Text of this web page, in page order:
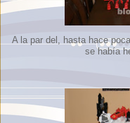
A la par del, hasta hace
se había